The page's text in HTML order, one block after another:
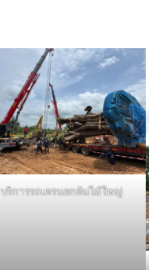
บริการรถเครนยกต้นไม้ใหญ่